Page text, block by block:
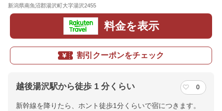
新潟県南魚沼郡湯沢町大字湯沢2455
料金を表示
割引クーポンをチェック
越後湯沢駅から徒歩 1 分くらい 0
新幹線を降りたら、ホント徒歩1分くらいで宿につきます。